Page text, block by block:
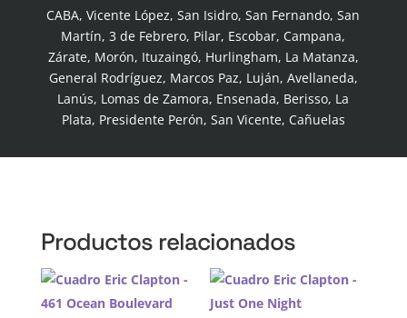
CABA, Vicente López, San Isidro, San Fernando, San
Martín, 3 de Febrero, Pilar, Escobar, Campana,
Zárate, Morón, Ituzaingó, Hurlingham, La Matanza,
General Rodríguez, Marcos Paz, Luján, Avellaneda,
Lanús, Lomas de Zamora, Ensenada, Berisso, La
Plata, Presidente Perón, San Vicente, Cañuelas
Productos relacionados